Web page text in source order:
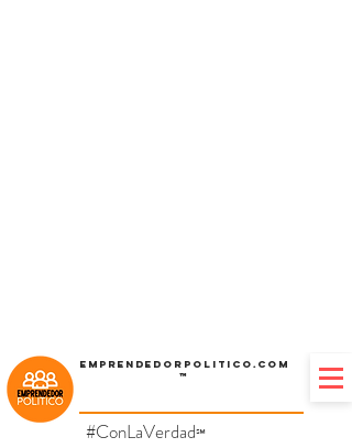
Emprendedorpolitico.com
™
#ConLaVerdad℠